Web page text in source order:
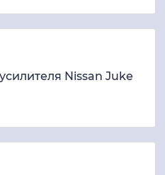
Nissan Juke